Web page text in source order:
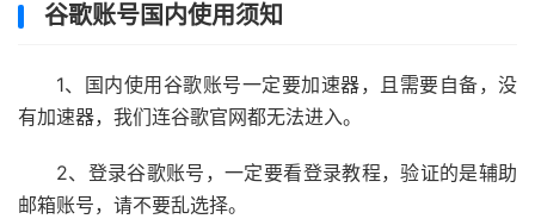
谷歌账号国内使用须知
1、国内使用谷歌账号一定要加速器，且需要自备，没
有加速器，我们连谷歌官网都无法进入。
2、登录谷歌账号，一定要看登录教程，验证的是辅助
邮箱账号，请不要乱选择。